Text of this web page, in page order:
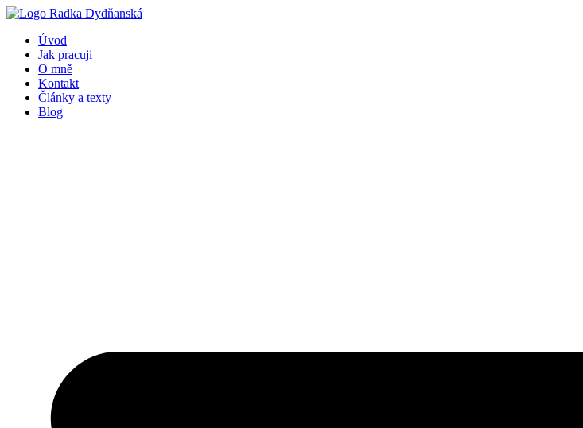
Přejít
obsahuÚvod
Jak pracuji
O mně
Kontakt
Články a texty
Blog